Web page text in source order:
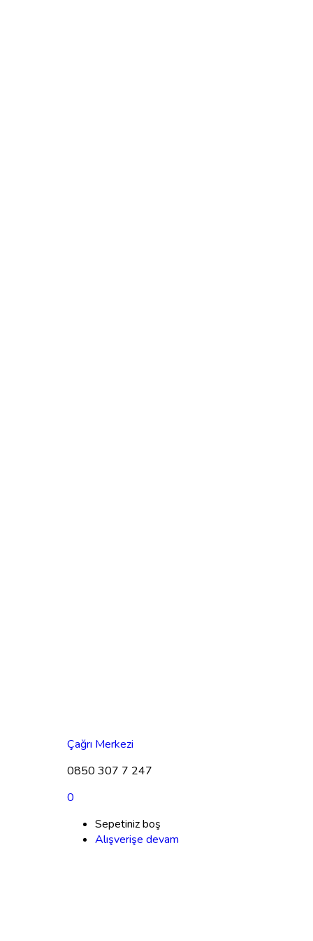
Çağrı Merkezi
0850 307 7 247
0
Sepetiniz boş
Alışverişe devam